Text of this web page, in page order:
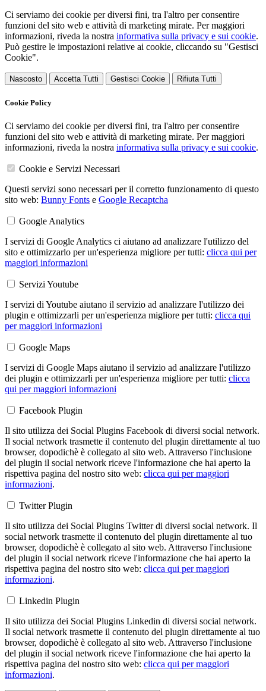
Ci serviamo dei cookie per diversi fini, tra l'altro per consentire
funzioni del sito web e attività di marketing mirate. Per maggiori
informazioni, riveda la nostra informativa sulla privacy e sui cookie.
Può gestire le impostazioni relative ai cookie, cliccando su "Gestisci
Cookie".
Nascosto Accetta Tutti Gestisci Cookie Rifiuta Tutti
Cookie Policy
Ci serviamo dei cookie per diversi fini, tra l'altro per consentire
funzioni del sito web e attività di marketing mirate. Per maggiori
informazioni, riveda la nostra informativa sulla privacy e sui cookie.
Cookie e Servizi Necessari
Questi servizi sono necessari per il corretto funzionamento di questo
sito web: Bunny Fonts e Google Recaptcha
Google Analytics
I servizi di Google Analytics ci aiutano ad analizzare l'utilizzo del
sito e ottimizzarlo per un'esperienza migliore per tutti: clicca qui per
maggiori informazioni
Servizi Youtube
I servizi di Youtube aiutano il servizio ad analizzare l'utilizzo dei
plugin e ottimizzarli per un'esperienza migliore per tutti: clicca qui
per maggiori informazioni
Google Maps
I servizi di Google Maps aiutano il servizio ad analizzare l'utilizzo
dei plugin e ottimizzarli per un'esperienza migliore per tutti: clicca
qui per maggiori informazioni
Facebook Plugin
Il sito utilizza dei Social Plugins Facebook di diversi social network.
Il social network trasmette il contenuto del plugin direttamente al tuo
browser, dopodichè è collegato al sito web. Attraverso l'inclusione
del plugin il social network riceve l'informazione che hai aperto la
rispettiva pagina del nostro sito web: clicca qui per maggiori
informazioni.
Twitter Plugin
Il sito utilizza dei Social Plugins Twitter di diversi social network. Il
social network trasmette il contenuto del plugin direttamente al tuo
browser, dopodichè è collegato al sito web. Attraverso l'inclusione
del plugin il social network riceve l'informazione che hai aperto la
rispettiva pagina del nostro sito web: clicca qui per maggiori
informazioni.
Linkedin Plugin
Il sito utilizza dei Social Plugins Linkedin di diversi social network.
Il social network trasmette il contenuto del plugin direttamente al tuo
browser, dopodichè è collegato al sito web. Attraverso l'inclusione
del plugin il social network riceve l'informazione che hai aperto la
rispettiva pagina del nostro sito web: clicca qui per maggiori
informazioni.